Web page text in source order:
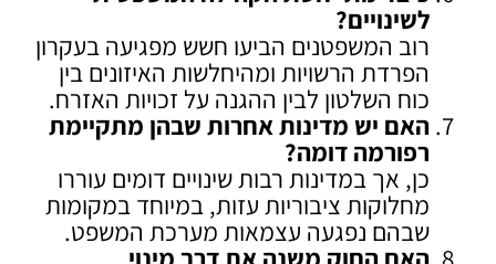
לשינויים?
רוב המשפטנים הביעו חשש מפגיעה בעקרון
הפרדת הרשויות ומהיחלשות האיזונים בין
כוח השלטון לבין ההגנה על זכויות האזרח.
האם יש מדינות אחרות שבהן מתקיימת
רפורמה דומה?
כן, אך במדינות רבות שינויים דומים עוררו
מחלוקות ציבוריות עזות, במיוחד במקומות
שבהם נפגעה עצמאות מערכת המשפט.